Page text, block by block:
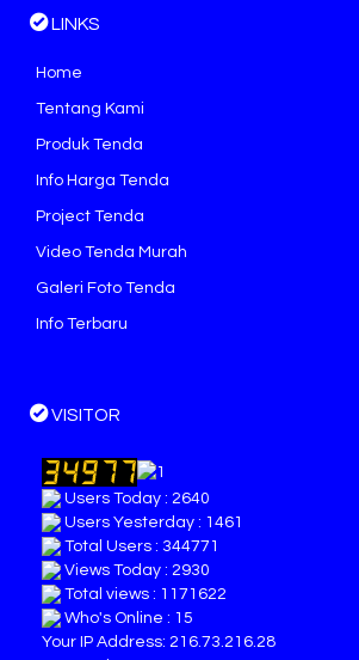
LINKS
Home
Tentang Kami
Produk Tenda
Info Harga Tenda
Project Tenda
Video Tenda Murah
Galeri Foto Tenda
Info Terbaru
VISITOR
Users Today : 2640
Users Yesterday : 1461
Total Users : 344771
Views Today : 2930
Total views : 1171622
Who's Online : 15
Your IP Address: 216.73.216.28